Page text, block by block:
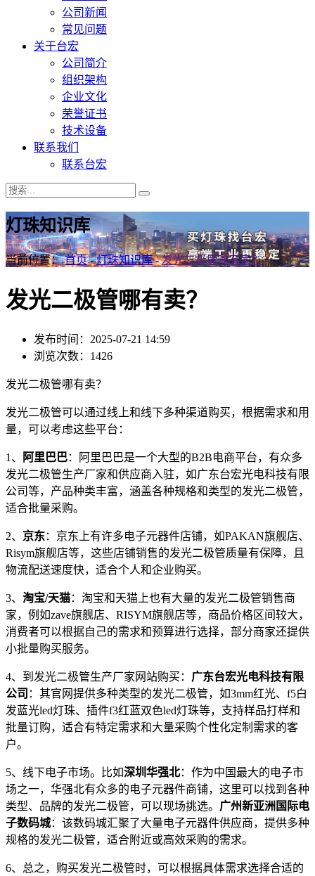
公司新闻
常见问题
关于台宏
公司简介
组织架构
企业文化
荣誉证书
技术设备
联系我们
联系台宏
灯珠知识库
当前位置：首页-灯珠知识库-发光二极管哪有卖？
发光二极管哪有卖？
发布时间：2025-07-21 14:59
浏览次数：1426
发光二极管哪有卖？
发光二极管可以通过线上和线下多种渠道购买，根据需求和用
量，可以考虑这些平台：
1、 阿里巴巴：阿里巴巴是一个大型的B2B电商平台，有众多
发光二极管生产厂家和供应商入驻，如广东台宏光电科技有限
公司等，产品种类丰富，涵盖各种规格和类型的发光二极管，
适合批量采购。
2、 京东：京东上有许多电子元器件店铺，如PAKAN旗舰店、
Risym旗舰店等，这些店铺销售的发光二极管质量有保障，且
物流配送速度快，适合个人和企业购买。
3、 淘宝/天猫：淘宝和天猫上也有大量的发光二极管销售商
家，例如zave旗舰店、RISYM旗舰店等，商品价格区间较大，
消费者可以根据自己的需求和预算进行选择，部分商家还提供
小批量购买服务。
4、到发光二极管生产厂家网站购买： 广东台宏光电科技有限
公司 ：其官网提供多种类型的发光二极管，如3mm红光、f5白
发蓝光led灯珠、插件f3红蓝双色led灯珠等，支持样品打样和
批量订购，适合有特定需求和大量采购个性化定制需求的客
户。
5、线下电子市场。比如深圳华强北：作为中国最大的电子市
场之一，华强北有众多的电子元器件商铺，这里可以找到各种
类型、品牌的发光二极管，可以现场挑选。 广州新亚洲国际电
子数码城：该数码城汇聚了大量电子元器件供应商，提供多种
规格的发光二极管，适合附近或高效采购的需求。
6、总之，购买发光二极管时，可以根据具体需求选择合适的